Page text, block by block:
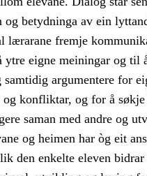
betydninga av ein
lærarane fremje
eigne meiningar og til
argumentere for
og konfliktar, og for å
saman med andre og
og heimen har òg eit
den enkelte eleven